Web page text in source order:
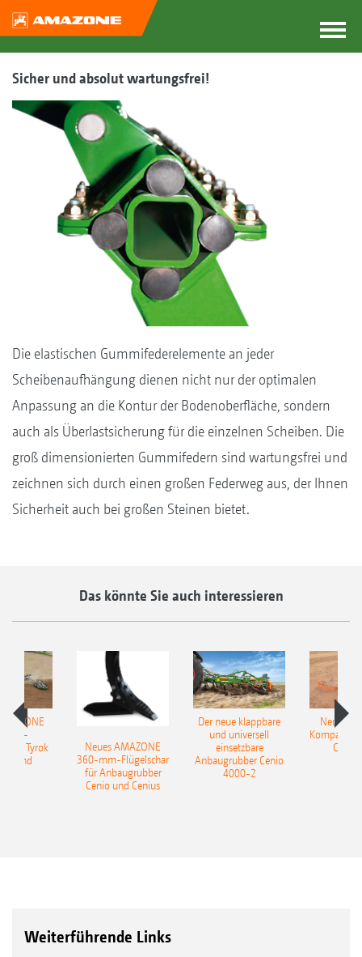
Sicher und absolut wartungsfrei!
Die elastischen Gummifederelemente an jeder
Scheibenaufhängung dienen nicht nur der optimalen
Anpassung an die Kontur der Bodenoberfläche, sondern
auch als Überlastsicherung für die einzelnen Scheiben. Die
groß dimensionierten Gummifedern sind wartungsfrei und
zeichnen sich durch einen großen Federweg aus, der Ihnen
Sicherheit auch bei großen Steinen bietet.
Das könnte Sie auch interessieren
Tyrok
Neues AMAZONE
360-mm-Flügelschar
für Anbaugrubber
Cenio und Cenius
Der neue klappbare
und universell
einsetzbare
Anbaugrubber Cenio
4000-2
Neue
Weiterführende Links